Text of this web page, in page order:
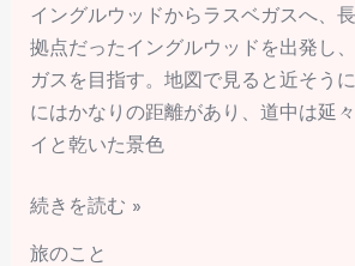
イングルウッドからラスベガスへ、
拠点だったイングルウッドを出発し
ガスを目指す。地図で見ると近そう
にはかなりの距離があり、道中は延
イと乾いた景色
続きを読む »
旅のこと